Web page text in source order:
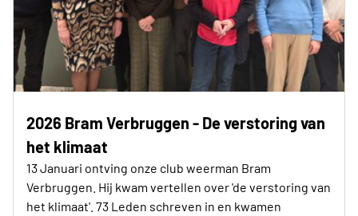
2026 Bram Verbruggen - De verstoring van
het klimaat
13 Januari ontving onze club weerman Bram
Verbruggen. Hij kwam vertellen over 'de verstoring van
het klimaat'. 73 Leden schreven in en kwamen